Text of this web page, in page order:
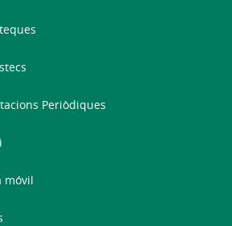
Periòdiques
móvil